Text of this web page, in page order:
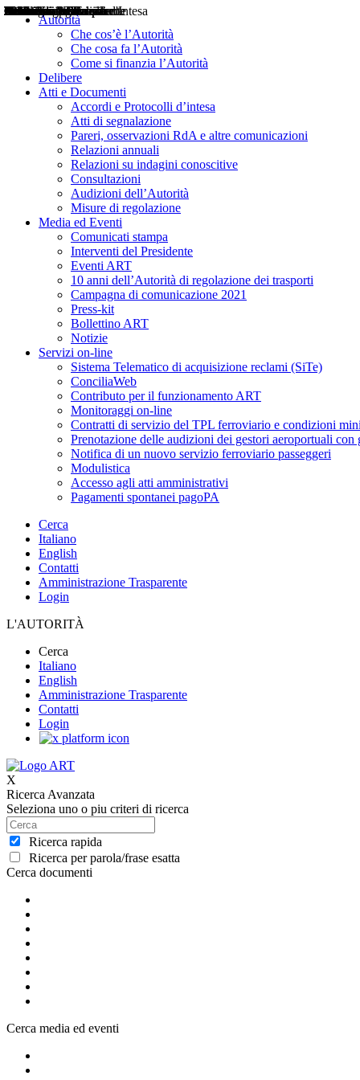
Autorità
Che cos’è l’Autorità
Che cosa fa l’Autorità
Come si finanzia l’Autorità
Delibere
Atti e Documenti
Accordi e Protocolli d’intesa
Atti di segnalazione
Pareri, osservazioni RdA e altre comunicazioni
Relazioni annuali
Relazioni su indagini conoscitive
Consultazioni
Audizioni dell’Autorità
Misure di regolazione
Media ed Eventi
Comunicati stampa
Interventi del Presidente
Eventi ART
10 anni dell’Autorità di regolazione dei trasporti
Campagna di comunicazione 2021
Press-kit
Bollettino ART
Notizie
Servizi on-line
Sistema Telematico di acquisizione reclami (SiTe)
ConciliaWeb
Contributo per il funzionamento ART
Monitoraggi on-line
Contratti di servizio del TPL ferroviario e condizioni
Prenotazione delle audizioni dei gestori aeroportuali con
Notifica di un nuovo servizio ferroviario passeggeri
Modulistica
Accesso agli atti amministrativi
Pagamenti spontanei pagoPA
Cerca
Italiano
English
Contatti
Amministrazione Trasparente
Login
L'AUTORITÀ
Cerca
Italiano
English
Amministrazione Trasparente
Contatti
Login
X
Ricerca Avanzata
Seleziona uno o piu criteri di ricerca
Ricerca rapida
Ricerca per parola/frase esatta
Cerca documenti
Delibere
Pareri
Consultazioni
Audizioni
Atti di Segnalazione
Accordi e Protocolli d'Intesa
Relazioni annuali
Misure di regolazione
Cerca media ed eventi
Notizie
Comunicati Stampa
Bollettini ART
Convegni ART
Interviste del Presidente
Articoli in primo piano
Interventi del Presidente
2004
2005
2010
2013
2014
2015
2016
2017
2018
2019
202
2020
2021
2022
2023
2024
2025
2026
Aereo
Marittimo
Terrestre